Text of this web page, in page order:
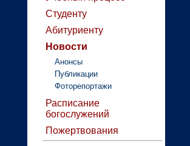
Студенту
Абитуриенту
Новости
Анонсы
Публикации
Фоторепортажи
Расписание
богослужений
Пожертвования